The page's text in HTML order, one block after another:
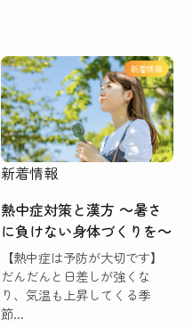
新着情報
新着情報
熱中症対策と漢方 ～暑さ
に負けない身体づくりを～
【熱中症は予防が大切です】
だんだんと日差しが強くな
り、気温も上昇してくる季
節...